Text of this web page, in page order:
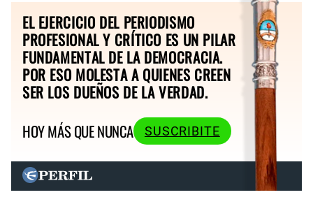
EL EJERCICIO DEL PERIODISMO
PROFESIONAL Y CRÍTICO ES UN PILAR
FUNDAMENTAL DE LA DEMOCRACIA.
POR ESO MOLESTA A QUIENES CREEN
SER LOS DUEÑOS DE LA VERDAD.
HOY MÁS QUE NUNCA
SUSCRIBITE